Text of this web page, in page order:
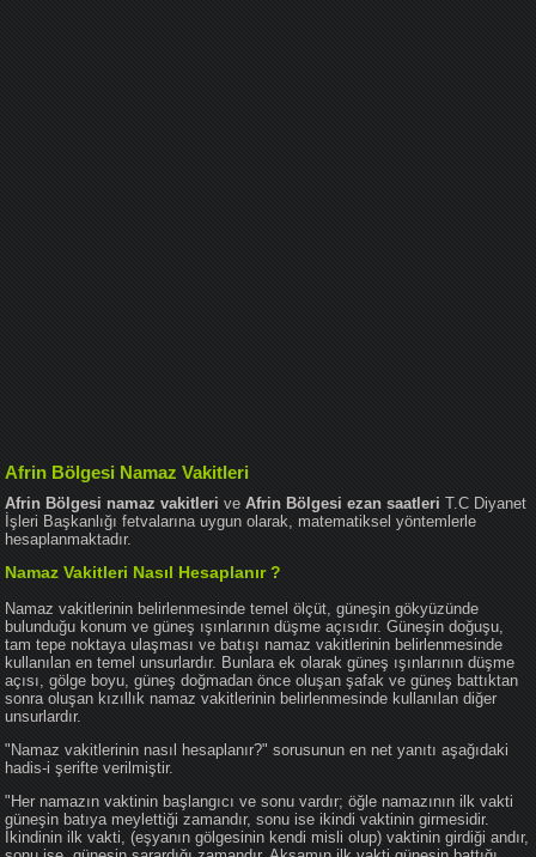
Afrin Bölgesi Namaz Vakitleri
Afrin Bölgesi namaz vakitleri veAfrin Bölgesi ezan saatleri T.C Diyanet
İşleri Başkanlığı fetvalarına uygun olarak, matematiksel yöntemlerle
hesaplanmaktadır.
Namaz Vakitleri Nasıl Hesaplanır ?
Namaz vakitlerinin belirlenmesinde temel ölçüt, güneşin gökyüzünde
bulunduğu konum ve güneş ışınlarının düşme açısıdır. Güneşin doğuşu,
tam tepe noktaya ulaşması ve batışı namaz vakitlerinin belirlenmesinde
kullanılan en temel unsurlardır. Bunlara ek olarak güneş ışınlarının düşme
açısı, gölge boyu, güneş doğmadan önce oluşan şafak ve güneş battıktan
sonra oluşan kızıllık namaz vakitlerinin belirlenmesinde kullanılan diğer
unsurlardır.
"Namaz vakitlerinin nasıl hesaplanır?" sorusunun en net yanıtı aşağıdaki
hadis-i şerifte verilmiştir.
"Her namazın vaktinin başlangıcı ve sonu vardır; öğle namazının ilk vakti
güneşin batıya meylettiği zamandır, sonu ise ikindi vaktinin girmesidir.
İkindinin ilk vakti, (eşyanın gölgesinin kendi misli olup) vaktinin girdiği andır,